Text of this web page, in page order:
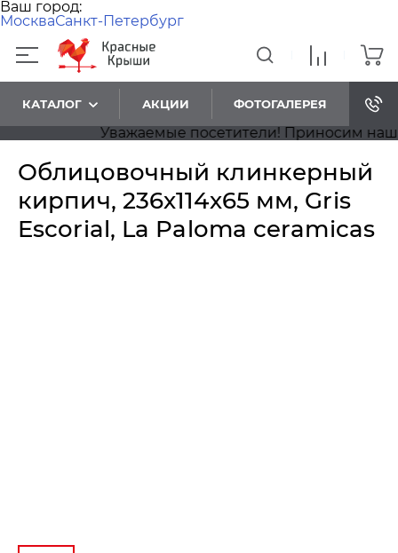
Ваш город:
МоскваСанкт-Петербург
КАТАЛОГ АКЦИИ ФОТОГАЛЕРЕЯ
Уважаемые посетители! Приносим наши
Облицовочный клинкерный
кирпич, 236х114х65 мм, Gris
Escorial, La Paloma ceramicas